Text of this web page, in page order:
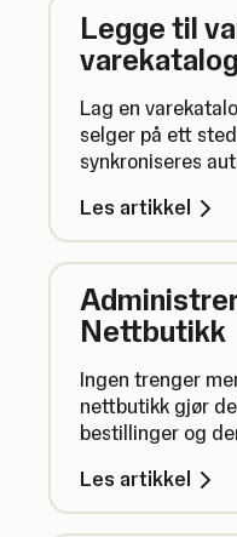
Legge til
Lag en
selger på ett
synkroniseres
Les artikkel
Nettbutikk
Ingen trenger
nettbutikk gjør
bestillinger og
Les artikkel